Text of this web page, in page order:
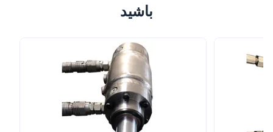
باشید